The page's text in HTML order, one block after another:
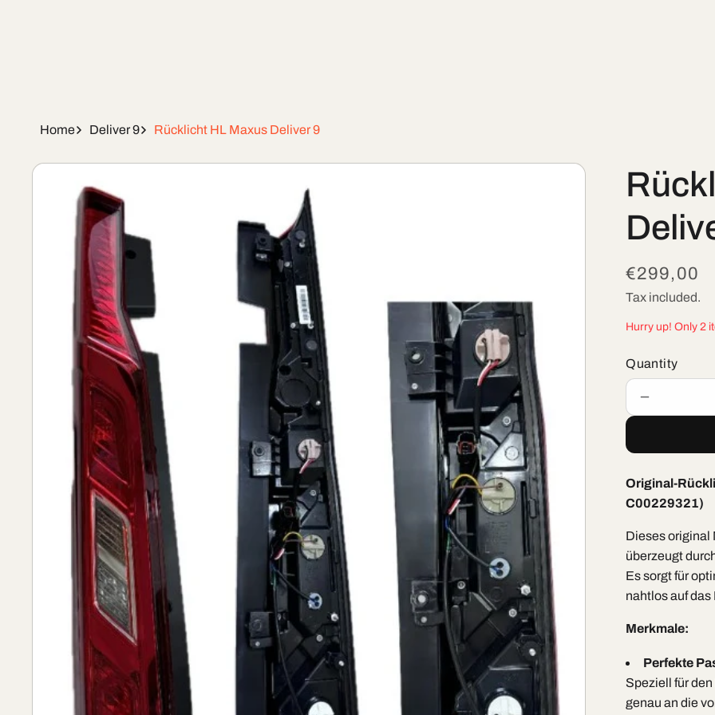
Home Deliver 9 Rücklicht HL Maxus Deliver 9
Skip To
Information
Regular
price
€299,00
Tax included.
Hurry up! Only 2
Quantity
quantity
Rücklicht
Maxus
Deliver
Original-
C00229321)
Dieses original
überzeugt
Es sorgt für
nahtlos auf
Merkmale:
Perfekte
Speziell für
genau an die